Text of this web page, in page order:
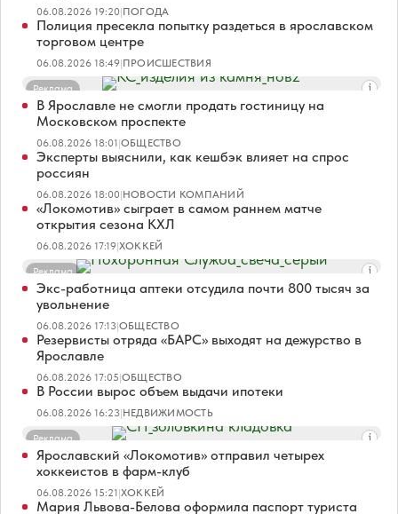
06.08.2026 19:20|ПОГОДА
Полиция пресекла попытку раздеться в ярославском
торговом центре
06.08.2026 18:49|ПРОИСШЕСТВИЯ
Реклама
В Ярославле не смогли продать гостиницу на
Московском проспекте
06.08.2026 18:01|ОБЩЕСТВО
Эксперты выяснили, как кешбэк влияет на спрос
россиян
06.08.2026 18:00|НОВОСТИ КОМПАНИЙ
«Локомотив» сыграет в самом раннем матче
открытия сезона КХЛ
06.08.2026 17:19|ХОККЕЙ
Реклама
Экс-работница аптеки отсудила почти 800 тысяч за
увольнение
06.08.2026 17:13|ОБЩЕСТВО
Резервисты отряда «БАРС» выходят на дежурство в
Ярославле
06.08.2026 17:05|ОБЩЕСТВО
В России вырос объем выдачи ипотеки
06.08.2026 16:23|НЕДВИЖИМОСТЬ
Реклама
Ярославский «Локомотив» отправил четырех
хоккеистов в фарм-клуб
06.08.2026 15:21|ХОККЕЙ
Мария Львова-Белова оформила паспорт туриста